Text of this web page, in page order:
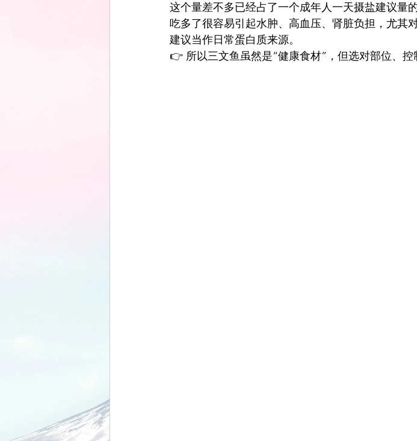
这个量差不多已经占了一个成年人一天摄盐建议量的
吃多了很容易引起水肿、高血压、肾脏负担，尤其
建议当作日常蛋白质来源。
👉 所以三文鱼虽然是“健康食材”，但选对部位、